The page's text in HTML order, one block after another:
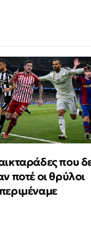
που
ποτέ οι θρύλοι